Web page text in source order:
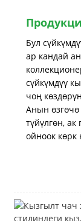
Бул
ар кандай
сүйкүмдүү
чоң
Анын
түйүлгөн, ак
ойноок көрк